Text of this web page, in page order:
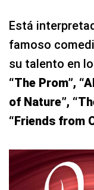
Está
famoso
su talento en
“The Prom”,
of Nature”,
“Friends from